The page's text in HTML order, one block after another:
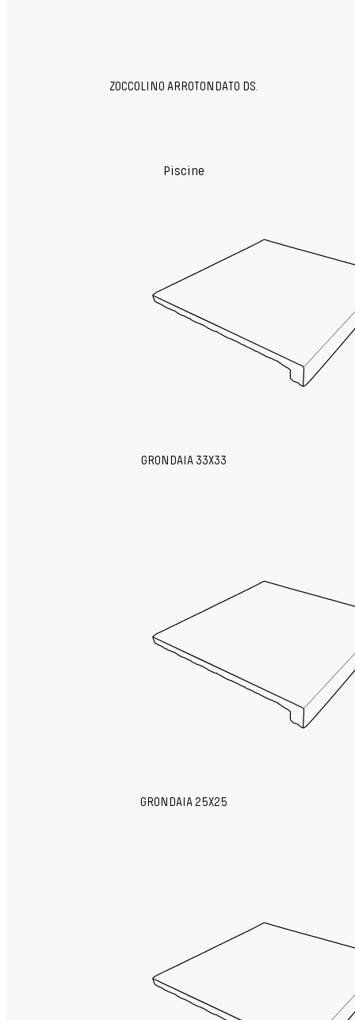
ZOCCOLINO ARROTONDATO DS.
Piscine
GRONDAIA 33X33
GRONDAIA 25X25